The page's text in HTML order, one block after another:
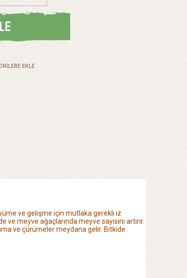
EKLE
ve gelişme için mutlaka gerekli iz
ve meyve ağaçlarında meyve sayısını artırır.
ve çürümeler meydana gelir. Bitkide